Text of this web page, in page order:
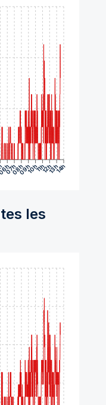
07h08h09h10h11h12h13h14h
les